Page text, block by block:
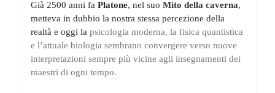
Già 2500 anni fa Platone, nel suo Mito della caverna,
metteva in dubbio la nostra stessa percezione della
realtà e oggi la psicologia moderna, la fisica quantistica
e l’attuale biologia sembrano convergere verso nuove
interpretazioni sempre più vicine agli insegnamenti dei
maestri di ogni tempo.